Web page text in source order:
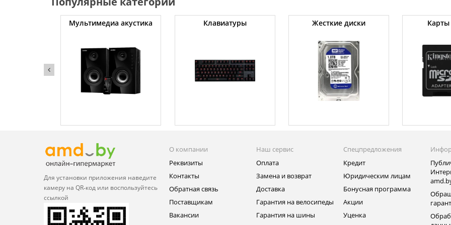
Мультимедиа акустика Клавиатуры Жесткие диски
Для установки приложения наведите
камеру на QR‑код или воспользуйтесь
ссылкой
О компании
Реквизиты
Контакты
Обратная связь
Поставщикам
Вакансии
Наш сервис
Оплата
Замена и возврат
Доставка
Гарантия на велосипеды
Гарантия на шины
Спецпредложения
Кредит
Юридическим лицам
Бонусная программа
Акции
Уценка